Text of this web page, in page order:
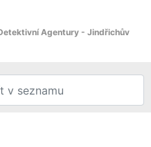
Agentury - Jindřichův